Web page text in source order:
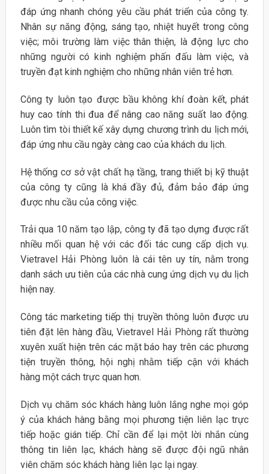
đáp ứng nhanh chóng yêu cầu phát triển của công ty.
Nhân sự năng động, sáng tạo, nhiệt huyết trong công
việc; môi trường làm việc thân thiện, là động lực cho
những người có kinh nghiệm phấn đấu làm việc, và
truyền đạt kinh nghiệm cho những nhân viên trẻ hơn.
Công ty luôn tạo được bầu không khí đoàn kết, phát
huy cao tính thi đua để nâng cao năng suất lao động.
Luôn tìm tòi thiết kế xây dựng chương trình du lịch mới,
đáp ứng nhu cầu ngày càng cao của khách du lịch.
Hệ thống cơ sở vật chất hạ tầng, trang thiết bị kỹ thuật
của công ty cũng là khá đầy đủ, đảm bảo đáp ứng
được nhu cầu của công việc.
Trải qua 10 năm tạo lập, công ty đã tạo dựng được rất
nhiều mối quan hệ với các đối tác cung cấp dịch vụ.
Vietravel Hải Phòng luôn là cái tên uy tín, nằm trong
danh sách ưu tiên của các nhà cung ứng dịch vụ du lịch
hiện nay.
Công tác marketing tiếp thị truyền thông luôn được ưu
tiên đặt lên hàng đầu, Vietravel Hải Phòng rất thường
xuyên xuất hiện trên các mặt báo hay trên các phương
tiện truyền thông, hội nghị nhằm tiếp cận với khách
hàng một cách trực quan hơn.
Dịch vụ chăm sóc khách hàng luôn lắng nghe mọi góp
ý của khách hàng bằng mọi phương tiện liên lạc trực
tiếp hoặc gián tiếp. Chỉ cần để lại một lời nhắn cùng
thông tin liên lạc, khách hàng sẽ được đội ngũ nhân
viên chăm sóc khách hàng liên lạc lại ngay.